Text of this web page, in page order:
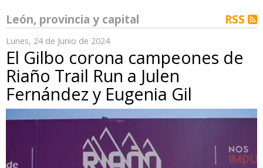
León, provincia y capital RSS
Lunes, 24 de Junio de 2024
El Gilbo corona campeones de
Riaño Trail Run a Julen
Fernández y Eugenia Gil